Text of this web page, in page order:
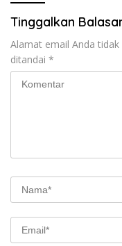
Tinggalkan
Alamat email Anda tidak
ditandai *